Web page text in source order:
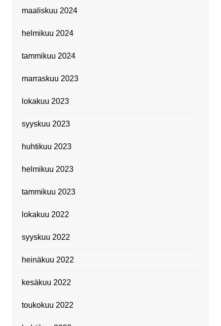
maaliskuu 2024
helmikuu 2024
tammikuu 2024
marraskuu 2023
lokakuu 2023
syyskuu 2023
huhtikuu 2023
helmikuu 2023
tammikuu 2023
lokakuu 2022
syyskuu 2022
heinäkuu 2022
kesäkuu 2022
toukokuu 2022